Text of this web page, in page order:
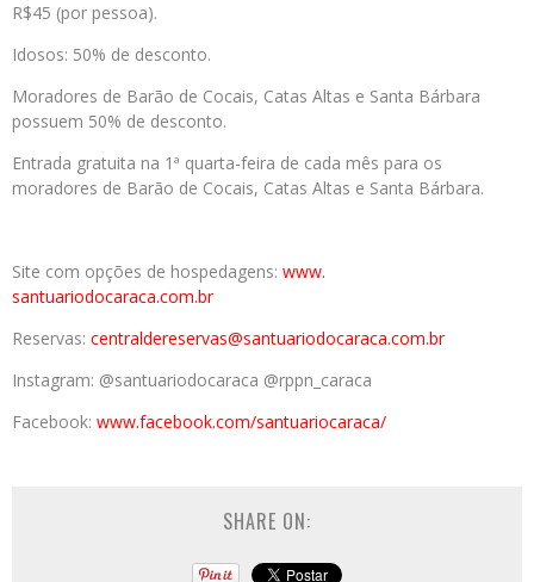
R$45 (por pessoa).
Idosos: 50% de desconto.
Moradores de Barão de Cocais, Catas Altas e Santa Bárbara
possuem 50% de desconto.
Entrada gratuita na 1ª quarta-feira de cada mês para os
moradores de Barão de Cocais, Catas Altas e Santa Bárbara.
Site com opções de hospedagens: www.
santuariodocaraca.com.br
Reservas: centraldereservas@santuariodocaraca.com.br
Instagram: @santuariodocaraca @rppn_caraca
Facebook: www.facebook.com/santuariocaraca/
SHARE ON: